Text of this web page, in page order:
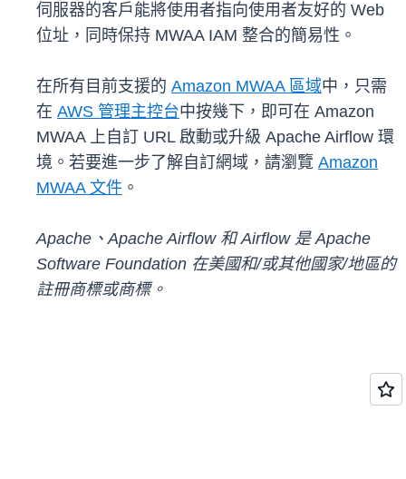
伺服器的客戶能將使用者指向使用者友好的 Web
位址，同時保持 MWAA IAM 整合的簡易性。
在所有目前支援的 Amazon MWAA 區域中，只需
在 AWS 管理主控台中按幾下，即可在 Amazon
MWAA 上自訂 URL 啟動或升級 Apache Airflow 環
境。若要進一步了解自訂網域，請瀏覽 Amazon
MWAA 文件 。
Apache、Apache Airflow 和 Airflow 是 Apache
Software Foundation 在美國和/或其他國家/地區的
註冊商標或商標。